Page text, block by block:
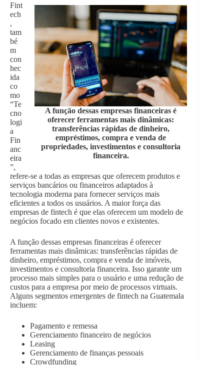
A função dessas empresas financeiras é
oferecer ferramentas mais dinâmicas:
transferências rápidas de dinheiro,
empréstimos, compra e venda de
propriedades, investimentos e consultoria
financeira.
Fint
ech
,
tam
bé
m
con
hec
ida
co
mo
“Te
cno
logi
a
Fin
anc
eira
”,
refere-se a todas as empresas que oferecem produtos e
serviços bancários ou financeiros adaptados à
tecnologia moderna para fornecer serviços mais
eficientes a todos os usuários. A maior força das
empresas de fintech é que elas oferecem um modelo de
negócios focado em clientes novos e existentes.
A função dessas empresas financeiras é oferecer
ferramentas mais dinâmicas: transferências rápidas de
dinheiro, empréstimos, compra e venda de imóveis,
investimentos e consultoria financeira. Isso garante um
processo mais simples para o usuário e uma redução de
custos para a empresa por meio de processos virtuais.
Alguns segmentos emergentes de fintech na Guatemala
incluem:
Pagamento e remessa
Gerenciamento financeiro de negócios
Leasing
Gerenciamento de finanças pessoais
Crowdfunding